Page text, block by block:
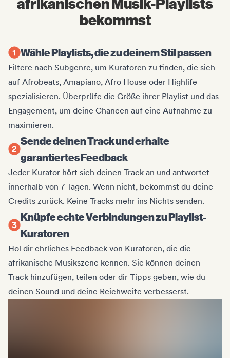
bekommst
Wähle Playlists, die zu deinem Stil passen
Filtere nach Subgenre, um Kuratoren zu finden, die sich
auf Afrobeats, Amapiano, Afro House oder Highlife
spezialisieren. Überprüfe die Größe ihrer Playlist und das
Engagement, um deine Chancen auf eine Aufnahme zu
maximieren.
Sende deinen Track und erhalte
garantiertes Feedback
Jeder Kurator hört sich deinen Track an und antwortet
innerhalb von 7 Tagen. Wenn nicht, bekommst du deine
Credits zurück. Keine Tracks mehr ins Nichts senden.
Knüpfe echte Verbindungen zu Playlist-
Kuratoren
Hol dir ehrliches Feedback von Kuratoren, die die
afrikanische Musikszene kennen. Sie können deinen
Track hinzufügen, teilen oder dir Tipps geben, wie du
deinen Sound und deine Reichweite verbesserst.